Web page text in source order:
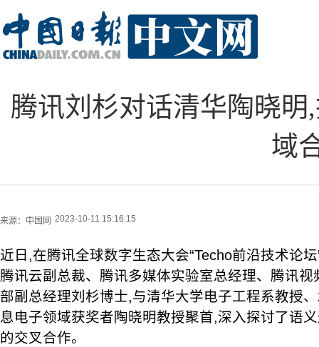
腾讯刘杉对话清华陶晓
域
来源： 中国网 2023-10-11 15:16:15
近日,在腾讯全球数字生态大会“Techo前沿技术论
腾讯云副总裁、腾讯多媒体实验室总经理、腾讯
部副总经理刘杉博士,与清华大学电子工程系教授
息电子领域获奖者陶晓明教授聚首,深入探讨了语
的交叉合作。